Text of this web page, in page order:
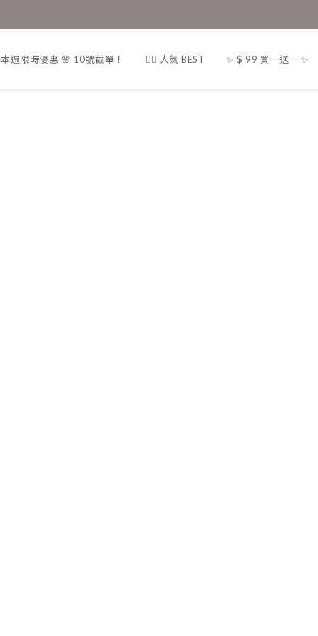
本週限時優惠 🌸 10號截單！ ❤️‍🔥 人氣 BEST ✨ $ 99 買一送一 ✨